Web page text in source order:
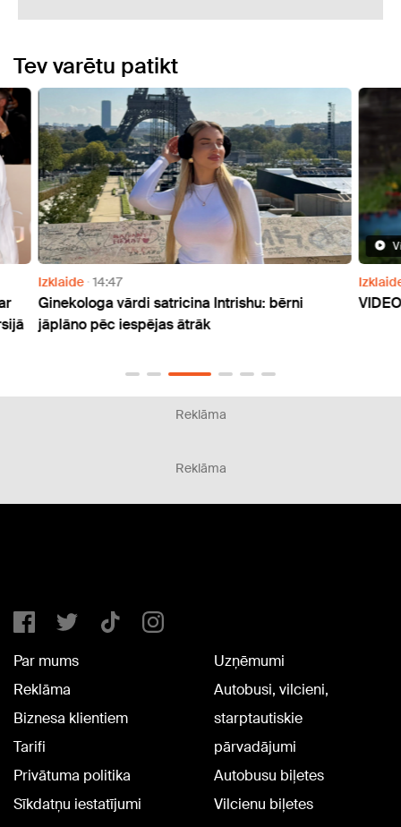
Tev varētu patikt
Video
Izklaide 15:37
VIDEO: Magones ogošanas "triki"
Pēc
Reklāma
Reklāma
Par mums
Reklāma
Biznesa klientiem
Tarifi
Privātuma politika
Sīkdatņu iestatījumi
Uzņēmumi
Autobusi, vilcieni,
starptautiskie
pārvadājumi
Autobusu biļetes
Vilcienu biļetes